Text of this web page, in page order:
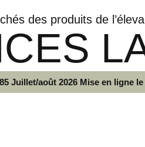
des produits de
Juillet/août 2026 Mise en ligne le